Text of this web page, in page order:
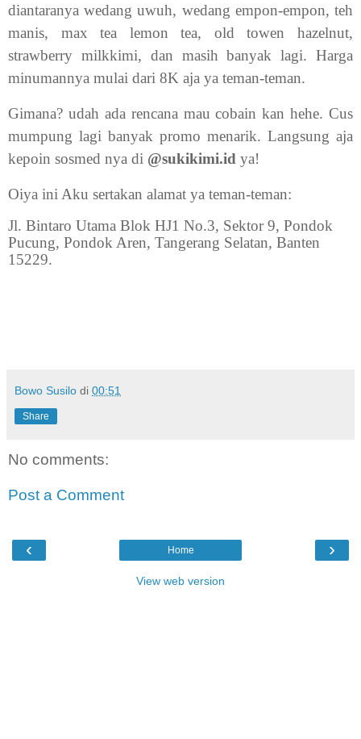
diantaranya wedang uwuh, wedang empon-empon, teh
manis, max tea lemon tea, old towen hazelnut,
strawberry milkkimi, dan masih banyak lagi. Harga
minumannya mulai dari 8K aja ya teman-teman.
Gimana? udah ada rencana mau cobain kan hehe. Cus
mumpung lagi banyak promo menarik. Langsung aja
kepoin sosmed nya di @sukikimi.id ya!
Oiya ini Aku sertakan alamat ya teman-teman:
Jl. Bintaro Utama Blok HJ1 No.3, Sektor 9, Pondok
Pucung, Pondok Aren, Tangerang Selatan, Banten
15229.
Bowo Susilo di 00:51
Share
No comments:
Post a Comment
‹ ›
Home
View web version